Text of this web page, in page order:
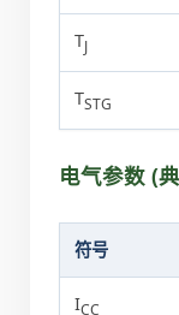
TJ
TSTG
电气参数 (
符号
ICC